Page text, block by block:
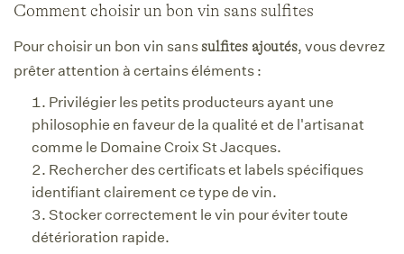
Comment choisir un bon vin sans sulfites
Pour choisir un bon vin sans sulfites ajoutés, vous devrez
prêter attention à certains éléments :
Privilégier les petits producteurs ayant une
philosophie en faveur de la qualité et de l'artisanat
comme le Domaine Croix St Jacques.
Rechercher des certificats et labels spécifiques
identifiant clairement ce type de vin.
Stocker correctement le vin pour éviter toute
détérioration rapide.